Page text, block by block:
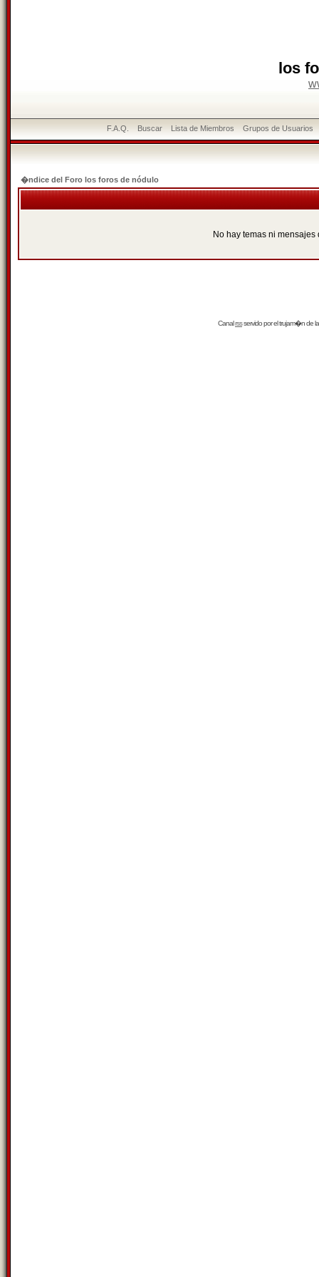
los
F.A.Q. Buscar Lista de Miembros Grupos de Usuarios
�ndice del Foro los foros de nódulo
No hay temas ni
Canalrssservido por eltrujam�nde